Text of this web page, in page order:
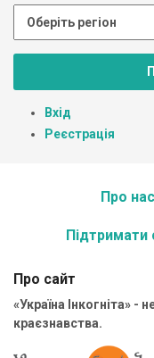
Вхід
Реєстрація
Про нас
Підтримати
Про сайт
«Україна Інкогніта» -
краєзнавства.